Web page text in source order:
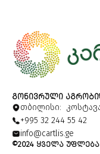
ᲒᲝᲜᲘᲕᲠᲣᲚᲘ
თბილისი:
+995 32 244 55 42
info@cartlis.ge
©2024 ᲧᲕᲔᲚᲐ